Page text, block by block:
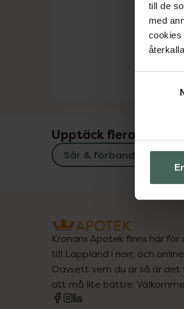
till de
med
cookies
Upptäck flera
Sår & förband
Kronans Apotek finns här för
till Lappland i norr, och
Oavsett vem du är så är
att må lite bättre.